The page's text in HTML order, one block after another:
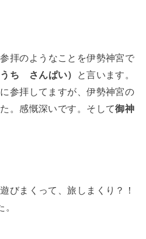
参拝のようなことを伊勢神宮で
ち さんぱい）
と言います。
参拝してますが、伊勢神宮の
。感慨深いです。そして御神
びまくって、旅しまくり？！